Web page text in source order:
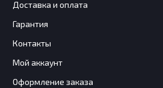
Доставка и оплата
Гарантия
Контакты
Мой аккаунт
Оформление заказа